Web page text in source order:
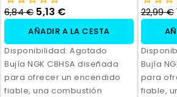
6,84 € 5,13 €
AÑADIR A LA CESTA
Disponibilidad: Agotado
Bujía NGK C8HSA diseñada
para ofrecer un encendido
fiable, una combustión
22,99 €
Bujía
para
fiable,